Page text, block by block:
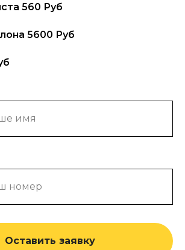
560 Руб
5600 Руб
Оставить заявку